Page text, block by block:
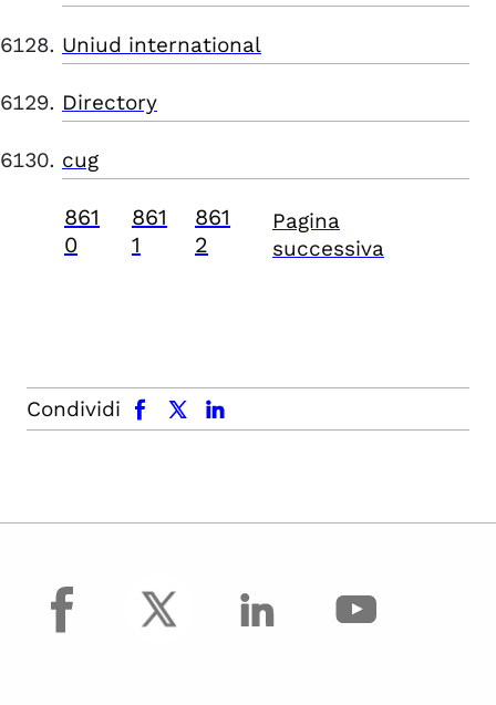
Uniud international
Directory
cug
861
0
861
1
861
2
Pagina
successiva
Condividi
facebook x.com linkedin
facebook